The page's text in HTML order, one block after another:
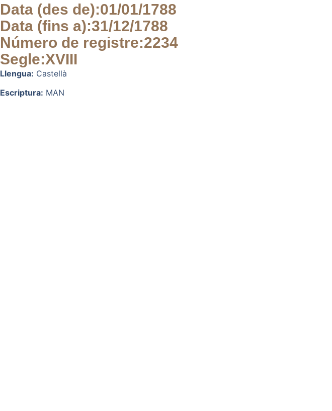
Data (des de):01/01/1788
Data (fins a):31/12/1788
Número de registre:2234
Segle:XVIII
Llengua: Castellà
Escriptura: MAN